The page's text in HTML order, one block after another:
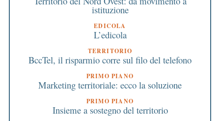
istituzione
EDICOLA
L’edicola
TERRITORIO
BccTel, il risparmio corre sul filo del telefono
PRIMO PIANO
Marketing territoriale: ecco la soluzione
PRIMO PIANO
Insieme a sostegno del territorio